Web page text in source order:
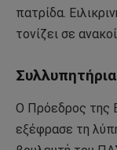
πατρίδα.
τονίζει σε
Ο Πρόεδρος της
εξέφρασε τη